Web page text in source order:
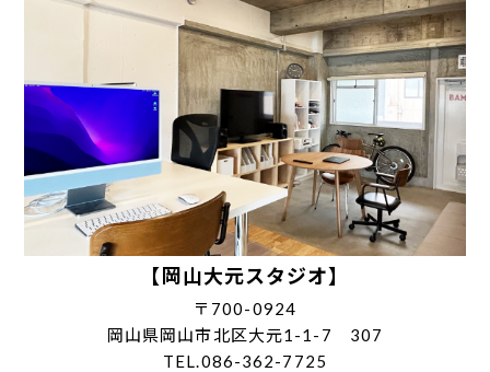
【岡山大元スタジオ】
〒700-0924
岡山県岡山市北区大元1-1-7 307
TEL.086-362-7725